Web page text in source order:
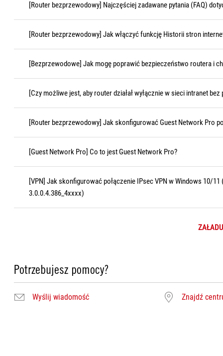
[Router bezprzewodowy] Najczęściej zadawane pytania (FAQ)
[Router bezprzewodowy] Jak włączyć funkcję Historii stron
[Bezprzewodowe] Jak mogę poprawić bezpieczeństwo routera i
[Czy możliwe jest, aby router działał wyłącznie w sieci intranet bez
[Router bezprzewodowy] Jak skonfigurować Guest Network Pro
[Guest Network Pro] Co to jest Guest Network Pro?
[VPN] Jak skonfigurować połączenie IPsec VPN w Windows 10/
3.0.0.4.386_4xxxx)
Potrzebujesz pomocy?
Wyślij wiadomość Znajdź